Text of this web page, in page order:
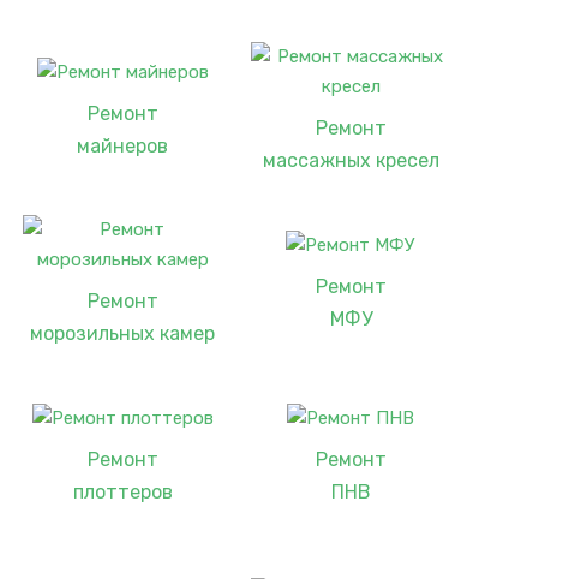
Ремонт
майнеров
Ремонт
массажных кресел
Ремонт
морозильных камер
Ремонт
МФУ
Ремонт
плоттеров
Ремонт
ПНВ